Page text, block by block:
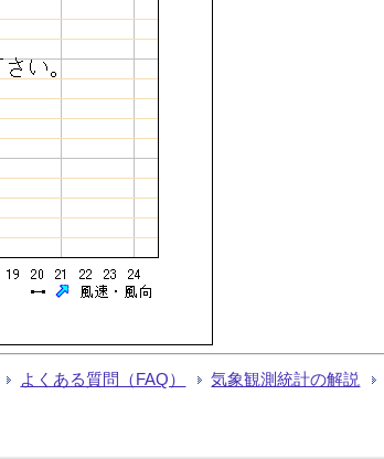
よくある質問（FAQ） 気象観測統計の解説